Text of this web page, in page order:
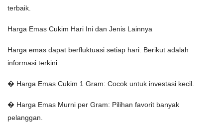
terbaik.
Harga Emas Cukim Hari Ini dan Jenis Lainnya
Harga emas dapat berfluktuasi setiap hari. Berikut adalah
informasi terkini:
� Harga Emas Cukim 1 Gram: Cocok untuk investasi kecil.
� Harga Emas Murni per Gram: Pilihan favorit banyak
pelanggan.